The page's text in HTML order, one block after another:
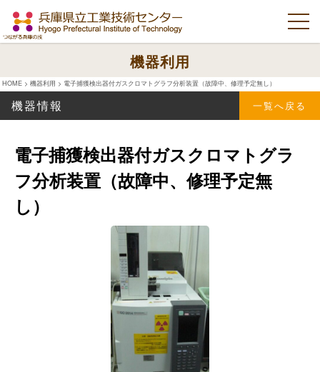
機器利用
HOME > 機器利用 > 電子捕獲検出器付ガスクロマトグラフ分析装置（故障中、修理予定無し）
機器情報 一覧へ戻る
電子捕獲検出器付ガスクロマトグラ
フ分析装置（故障中、修理予定無
し）